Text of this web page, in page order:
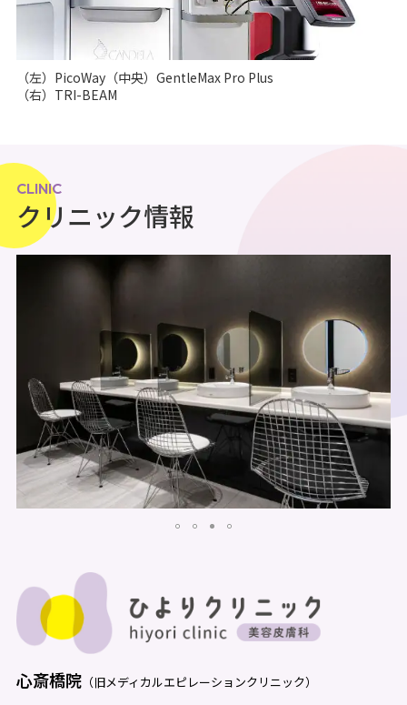
（左）PicoWay（中央）GentleMax Pro Plus
（右）TRI-BEAM
CLINIC
クリニック情報
心斎橋院 （旧メディカルエピレーションクリニック）